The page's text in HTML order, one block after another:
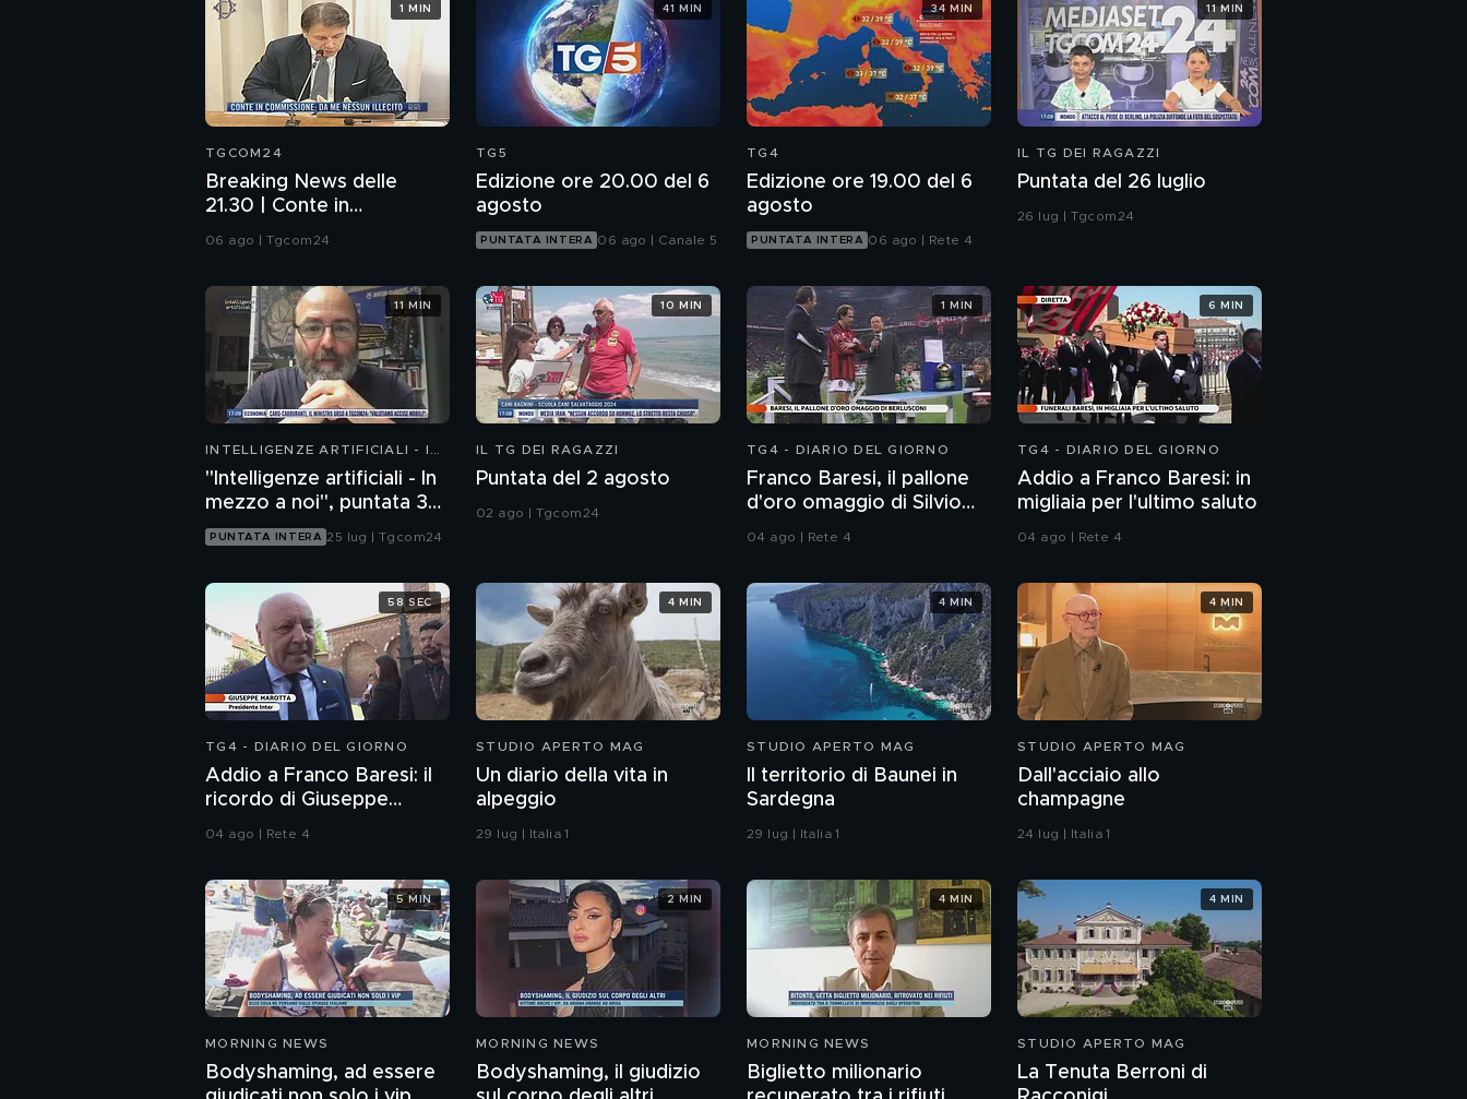
TGCOM24
Breaking News delle
21.30 | Conte in
Commissione: da me
06 ago | Tgcom24
1 MIN
TG5
Edizione ore 20.00 del 6
agosto
PUNTATA INTERA 06 ago | Canale 5
41 MIN
TG4
Edizione ore 19.00 del 6
agosto
PUNTATA INTERA 06 ago | Rete 4
34 MIN
IL TG DEI RAGAZZI
Puntata del 26 luglio
26 lug | Tgcom24
11 MIN
INTELLIGENZE ARTIFICIALI - IN
"Intelligenze artificiali - In
mezzo a noi", puntata 35:
il progetto Glasswing
PUNTATA INTERA 25 lug | Tgcom24
11 MIN
IL TG DEI RAGAZZI
Puntata del 2 agosto
02 ago | Tgcom24
10 MIN
TG4 - DIARIO DEL GIORNO
Franco Baresi, il pallone
d'oro omaggio di Silvio
Berlusconi
04 ago | Rete 4
1 MIN
TG4 - DIARIO DEL GIORNO
Addio a Franco Baresi: in
migliaia per l'ultimo saluto
04 ago | Rete 4
6 MIN
TG4 - DIARIO DEL GIORNO
Addio a Franco Baresi: il
ricordo di Giuseppe
Marotta, Presidente
04 ago | Rete 4
58 SEC
STUDIO APERTO MAG
Un diario della vita in
alpeggio
29 lug | Italia 1
4 MIN
STUDIO APERTO MAG
Il territorio di Baunei in
Sardegna
29 lug | Italia 1
4 MIN
STUDIO APERTO MAG
Dall'acciaio allo
champagne
24 lug | Italia 1
4 MIN
MORNING NEWS
Bodyshaming, ad essere
5 MIN
MORNING NEWS
Bodyshaming, il giudizio
2 MIN
MORNING NEWS
Biglietto milionario
4 MIN
STUDIO APERTO MAG
La Tenuta Berroni di
4 MIN